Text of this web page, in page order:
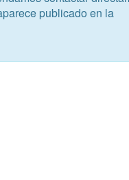
publicado en la